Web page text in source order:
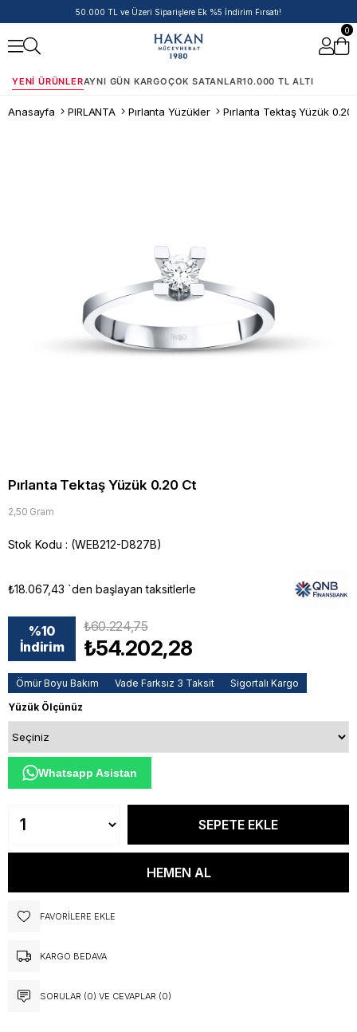
50.000 TL ve Üzeri Siparişlere Ek %5 İndirim Fırsatı!
0
YENI ÜRÜNLERAYNI GÜN KARGOÇOK SATANLAR10.000 TL ALTI
Anasayfa PIRLANTA Pırlanta Yüzükler Pırlanta Tektaş Yüzük 0.20
Pırlanta Tektaş Yüzük 0.20 Ct
2,50 Gram
Stok Kodu (WEB212-D827B)
₺18.067,43 `den başlayan taksitlerle
%10
İndirim
₺60.224,75
₺54.202,28
Ömür Boyu Bakım Vade Farksız 3 Taksit
Sigortalı Kargo
Yüzük Ölçünüz
Whatsapp Asistan
FAVORILERE EKLE
KARGO BEDAVA
SORULAR (0) VE CEVAPLAR (0)